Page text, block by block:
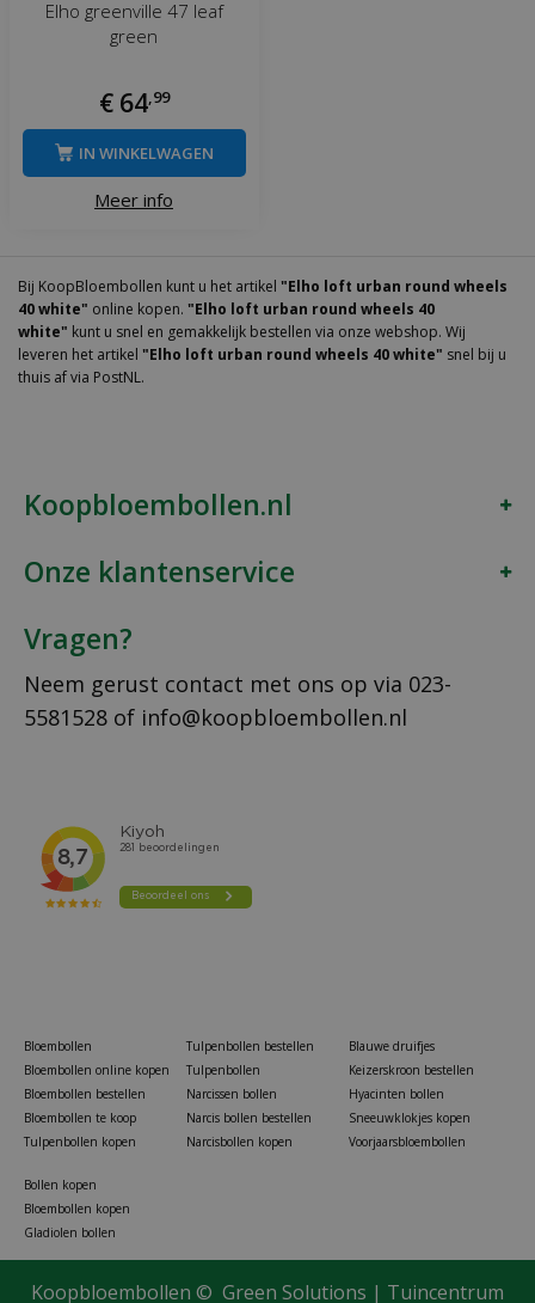
Elho greenville 47 leaf
green
€ 64 99
Meer info
IN WINKELWAGEN
Bij KoopBloembollen kunt u het artikel "Elho loft urban round wheels
40 white" online kopen. "Elho loft urban round wheels 40
white" kunt u snel en gemakkelijk bestellen via onze webshop. Wij
leveren het artikel "Elho loft urban round wheels 40 white" snel bij u
thuis af via PostNL.
Koopbloembollen.nl
Onze klantenservice
Vragen?
Neem gerust contact met ons op via 023-
5581528 of info@koopbloembollen.nl
Bloembollen
Bloembollen online kopen
Bloembollen bestellen
Bloembollen te koop
Tulpenbollen kopen
Tulpenbollen bestellen
Tulpenbollen
Narcissen bollen
Narcis bollen bestellen
Narcisbollen kopen
Blauwe druifjes
Keizerskroon bestellen
Hyacinten bollen
Sneeuwklokjes kopen
Voorjaarsbloembollen
Bollen kopen
Bloembollen kopen
Gladiolen bollen
Koopbloembollen © Green Solutions | Tuincentrum